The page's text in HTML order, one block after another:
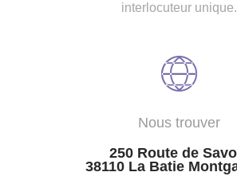
interlocuteur unique.
Nous trouver
250 Route de
38110 La Batie